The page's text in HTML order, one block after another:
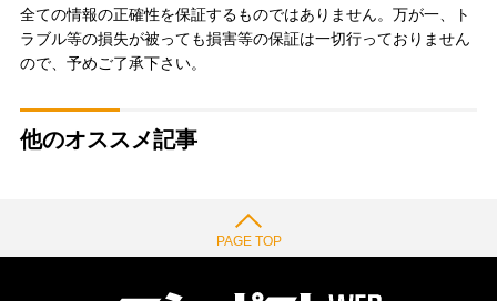
全ての情報の正確性を保証するものではありません。万が一、ト
ラブル等の損失が被っても損害等の保証は一切行っておりません
ので、予めご了承下さい。
他のオススメ記事
PAGE TOP